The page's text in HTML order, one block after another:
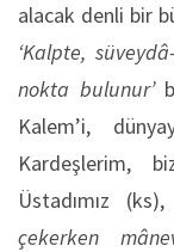
alacak denli bir
‘Kalpte,
nokta bulunur’
Kalem’i,
Kardeşlerim,
Üstadımız
çekerken